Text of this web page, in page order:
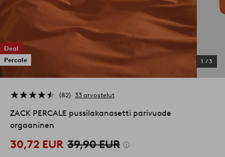
Deal
Percale
1 /3
82 33 arvostelut
ZACK PERCALE pussilakanasetti parivuode
orgaaninen
30,72 EUR 39,90 EUR